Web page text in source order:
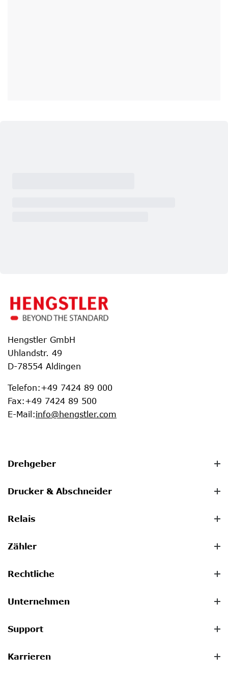
Hengstler GmbH
Uhlandstr. 49
D-78554 Aldingen
Telefon:+49 7424 89 000
Fax:+49 7424 89 500
E-Mail :info@hengstler.com
Drehgeber
Drucker & Abschneider
Relais
Zähler
Rechtliche
Unternehmen
Support
Karrieren